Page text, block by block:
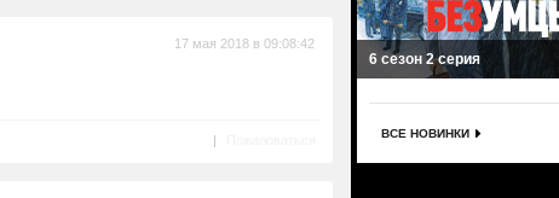
17 мая 2018 в 09:08:42
|
6 сезон 2 серия
ВСЕ НОВИНКИ